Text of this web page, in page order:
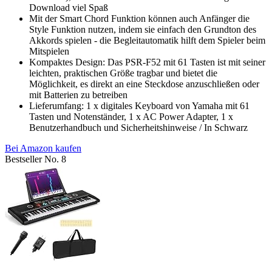
Download viel Spaß
Mit der Smart Chord Funktion können auch Anfänger die
Style Funktion nutzen, indem sie einfach den Grundton des
Akkords spielen - die Begleitautomatik hilft dem Spieler beim
Mitspielen
Kompaktes Design: Das PSR-F52 mit 61 Tasten ist mit seiner
leichten, praktischen Größe tragbar und bietet die
Möglichkeit, es direkt an eine Steckdose anzuschließen oder
mit Batterien zu betreiben
Lieferumfang: 1 x digitales Keyboard von Yamaha mit 61
Tasten und Notenständer, 1 x AC Power Adapter, 1 x
Benutzerhandbuch und Sicherheitshinweise / In Schwarz
Bei Amazon kaufen
Bestseller No. 8